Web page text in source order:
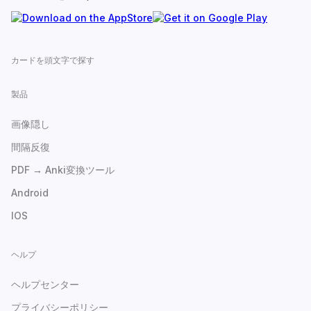
カードを頭文字で探す
製品
画像隠し
間隔反復
PDF → Anki変換ツール
Android
IOS
ヘルプ
ヘルプセンター
プライバシーポリシー